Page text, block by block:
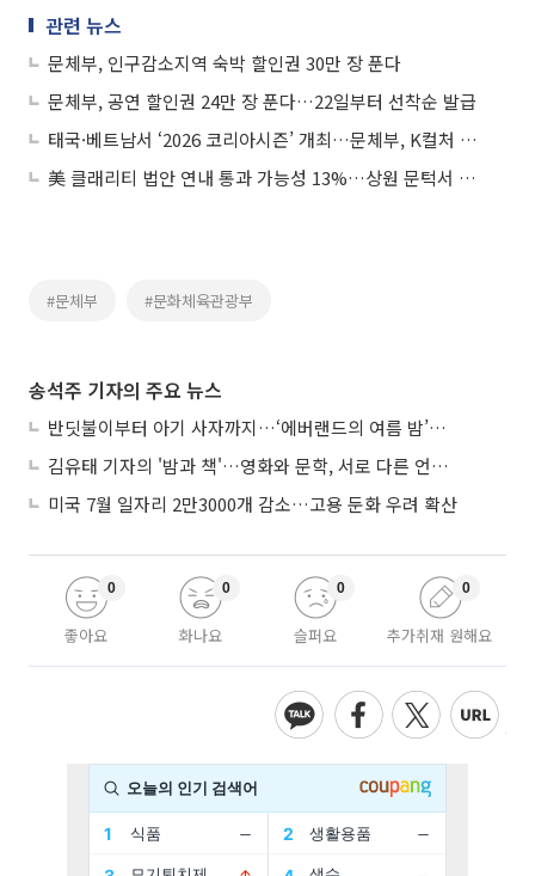
관련 뉴스
문체부, 인구감소지역 숙박 할인권 30만 장 푼다
문체부, 공연 할인권 24만 장 푼다…22일부터 선착순 발급
태국·베트남서 ‘2026 코리아시즌’ 개최…문체부, K컬처 확산 나선다
美 클래리티 법안 연내 통과 가능성 13%…상원 문턱서 제동
#문체부 #문화체육관광부
송석주 기자의 주요 뉴스
반딧불이부터 아기 사자까지…‘에버랜드의 여름 밤’이 기다려지는 이유
김유태 기자의 '밤과 책'…영화와 문학, 서로 다른 언어를 읽다
미국 7월 일자리 2만3000개 감소…고용 둔화 우려 확산
좋아요
0
화나요
0
슬퍼요
0
추가취재 원해요
0